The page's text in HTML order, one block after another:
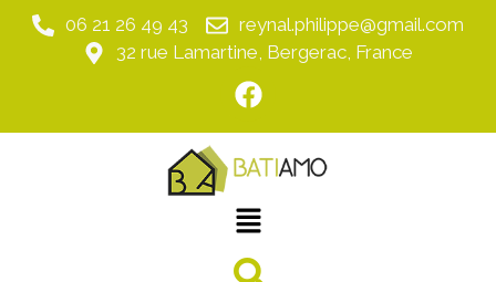
06 21 26 49 43
reynal.philippe@gmail.com
32 rue Lamartine, Bergerac, France